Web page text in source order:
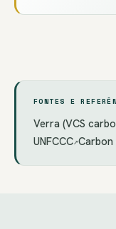
FONTES E
Verra (VCS
UNFCCC↗